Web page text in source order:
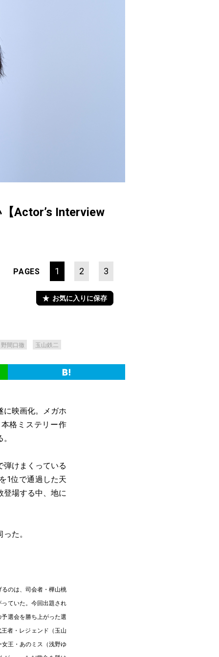
Actor’s Interview
PAGES 1 2 3
お気に入りに保存
野間口徹 玉山鉄二
に映画化。メガホ
格ミステリー作
弾けまくっている
1位で通過した天
登場する中、地に
た。
のは、司会者・樺山桃
ていた。今回出題され
選会を勝ち上がった選
者・レジェンド（玉山
王・あのミス（浅野ゆ